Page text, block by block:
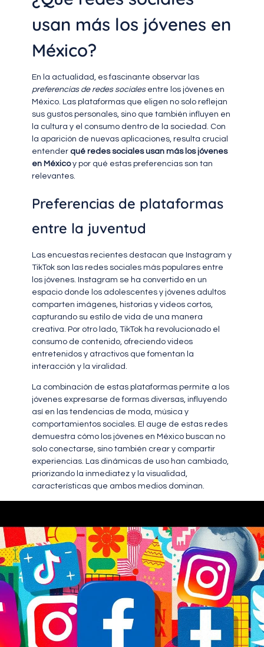
usan más los jóvenes en
México?
En la actualidad, es fascinante observar las
preferencias de redes socialesentre los jóvenes en
México. Las plataformas que eligen no solo reflejan
sus gustos personales, sino que también influyen en
la cultura y el consumo dentro de la sociedad. Con
la aparición de nuevas aplicaciones, resulta crucial
entender qué redes sociales usan más los jóvenes
en Méxicoy por qué estas preferencias son tan
relevantes.
Preferencias de plataformas
entre la juventud
Las encuestas recientes destacan que Instagram y
TikTok son las redes sociales más populares entre
los jóvenes. Instagram se ha convertido en un
espacio donde los adolescentes y jóvenes adultos
comparten imágenes, historias y videos cortos,
capturando su estilo de vida de una manera
creativa. Por otro lado, TikTok ha revolucionado el
consumo de contenido, ofreciendo videos
entretenidos y atractivos que fomentan la
interacción y la viralidad.
La combinación de estas plataformas permite a los
jóvenes expresarse de formas diversas, influyendo
así en las tendencias de moda, música y
comportamientos sociales. El auge de estas redes
demuestra cómo los jóvenes en México buscan no
solo conectarse, sino también crear y compartir
experiencias. Las dinámicas de uso han cambiado,
priorizando la inmediatez y la visualidad,
características que ambos medios dominan.